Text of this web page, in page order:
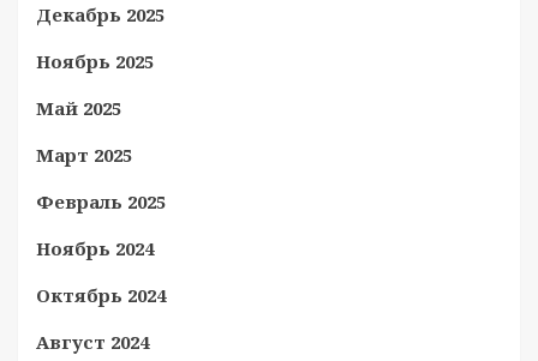
Декабрь 2025
Ноябрь 2025
Май 2025
Март 2025
Февраль 2025
Ноябрь 2024
Октябрь 2024
Август 2024